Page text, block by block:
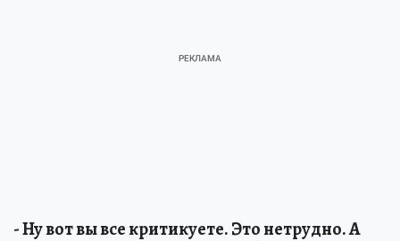
- Ну вот вы все критикуете. Это нетрудно. А